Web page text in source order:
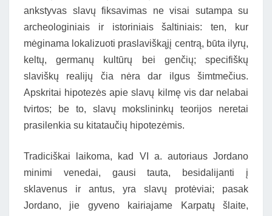
ankstyvas slavų fiksavimas ne visai sutampa su
archeologiniais ir istoriniais šaltiniais: ten, kur
mėginama lokalizuoti praslaviškąjį centrą, būta ilyrų,
keltų, germanų kultūrų bei genčių; specifiškų
slaviškų realijų čia nėra dar ilgus šimtmečius.
Apskritai hipotezės apie slavų kilmę vis dar nelabai
tvirtos; be to, slavų mokslininkų teorijos neretai
prasilenkia su kitataučių hipotezėmis.
Tradiciškai laikoma, kad VI a. autoriaus Jordano
minimi venedai, gausi tauta, besidalijanti į
sklavenus ir antus, yra slavų protėviai; pasak
Jordano, jie gyveno kairiajame Karpatų šlaite,